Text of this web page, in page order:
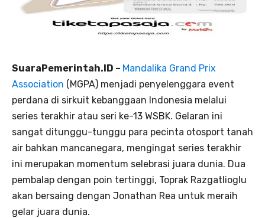
SuaraPemerintah.ID – Mandalika Grand Prix
Association (MGPA) menjadi penyelenggara event
perdana di sirkuit kebanggaan Indonesia melalui
series terakhir atau seri ke-13 WSBK. Gelaran ini
sangat ditunggu-tunggu para pecinta otosport tanah
air bahkan mancanegara, mengingat series terakhir
ini merupakan momentum selebrasi juara dunia. Dua
pembalap dengan poin tertinggi, Toprak Razgatlioglu
akan bersaing dengan Jonathan Rea untuk meraih
gelar juara dunia.